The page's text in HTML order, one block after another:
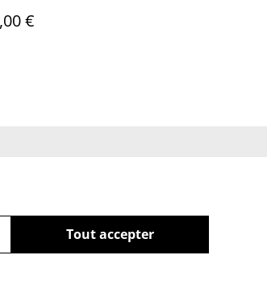
€
Tout accepter